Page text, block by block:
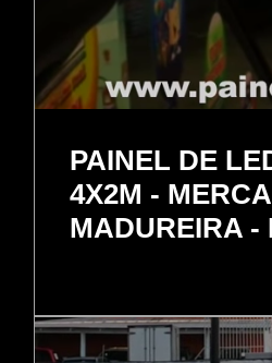
PAINEL DE
4X2M -
MADUREIRA -